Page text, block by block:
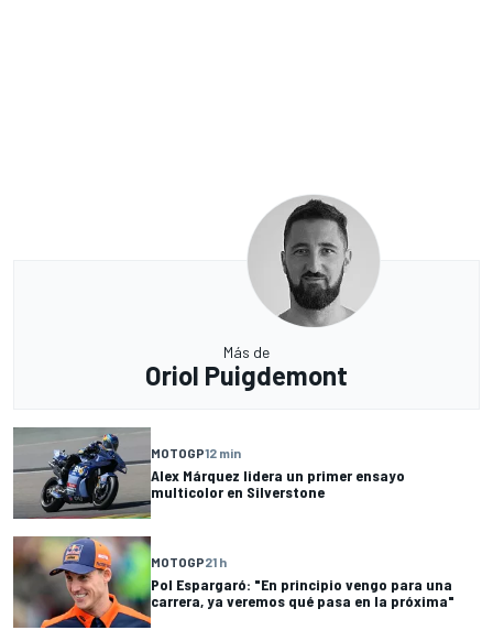
Más de
Oriol Puigdemont
MOTOGP12 min
Alex Márquez lidera un primer ensayo
multicolor en Silverstone
MOTOGP21 h
Pol Espargaró: "En principio vengo para una
carrera, ya veremos qué pasa en la próxima"